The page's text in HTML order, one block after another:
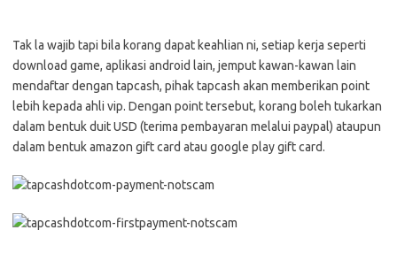
Tak la wajib tapi bila korang dapat keahlian ni, setiap kerja seperti
download game, aplikasi android lain, jemput kawan-kawan lain
mendaftar dengan tapcash, pihak tapcash akan memberikan point
lebih kepada ahli vip. Dengan point tersebut, korang boleh tukarkan
dalam bentuk duit USD (terima pembayaran melalui paypal) ataupun
dalam bentuk amazon gift card atau google play gift card.